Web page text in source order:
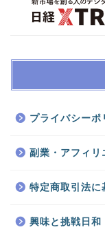
プライバシーポ
副業・アフィリ
特定商取引法に
興味と挑戦日和